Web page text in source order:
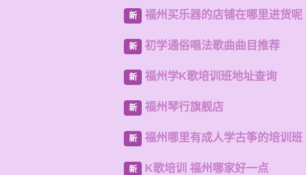
新 福州买乐器的店铺在哪里进货呢
新 初学通俗唱法歌曲曲目推荐
新 福州学K歌培训班地址查询
新 福州琴行旗舰店
新 福州哪里有成人学古筝的培训班
新 K歌培训 福州哪家好一点